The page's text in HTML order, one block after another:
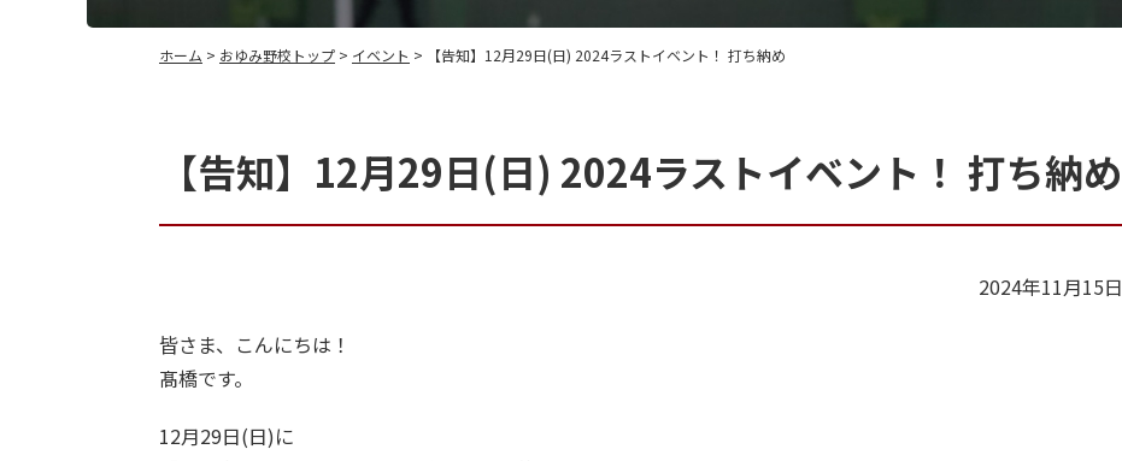
ホーム > おゆみ野校トップ > イベント > 【告知】12月29日(日) 2024ラストイベント！ 打ち納め
【告知】12月29日(日) 2024ラストイベント！ 打ち納め
2024年11月15日
皆さま、こんにちは！
髙橋です。
12月29日(日)に